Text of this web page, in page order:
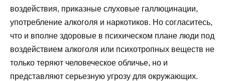
воздействия, приказные слуховые галлюцинации,
употребление алкоголя и наркотиков. Но согласитесь,
что и вполне здоровые в психическом плане люди под
воздействием алкоголя или психотропных веществ не
только теряют человеческое обличье, но и
представляют серьезную угрозу для окружающих.